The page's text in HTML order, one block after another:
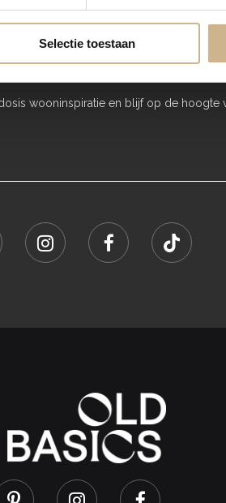
Selectie toestaan
OP DE HOOGTE
wooninspiratie en blijf op de hoogte